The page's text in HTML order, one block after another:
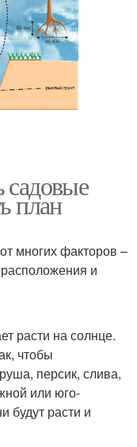
садовые
план
многих факторов –
и
расти на солнце.
чтобы
персик, слива,
или юго-
будут расти и